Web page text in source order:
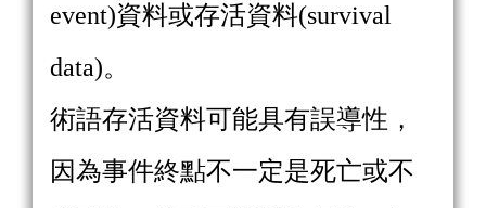
event)資料或存活資料(survival
data)。
術語存活資料可能具有誤導性，
因為事件終點不一定是死亡或不